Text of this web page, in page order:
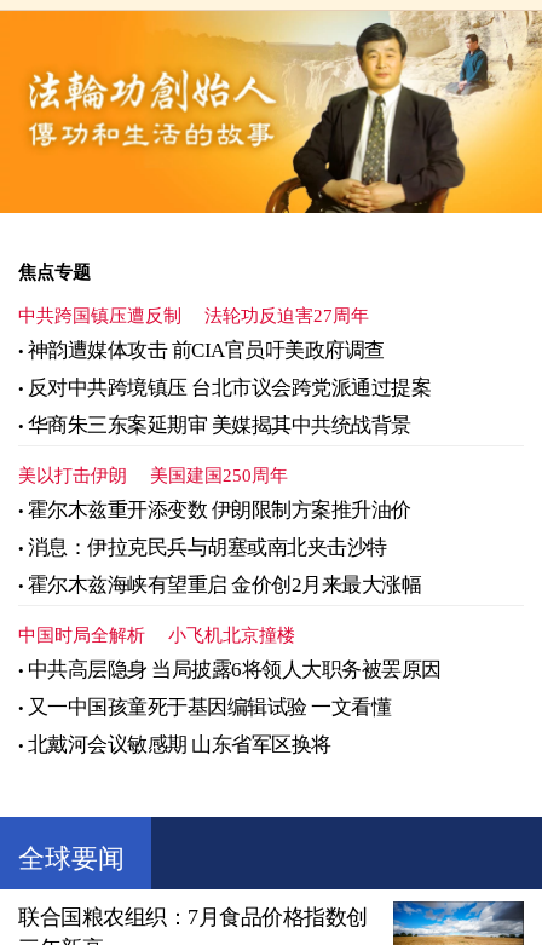
焦点专题
中共跨国镇压遭反制 法轮功反迫害27周年
神韵遭媒体攻击 前CIA官员吁美政府调查
反对中共跨境镇压 台北市议会跨党派通过提案
华商朱三东案延期审 美媒揭其中共统战背景
美以打击伊朗 美国建国250周年
霍尔木兹重开添变数 伊朗限制方案推升油价
消息：伊拉克民兵与胡塞或南北夹击沙特
霍尔木兹海峡有望重启 金价创2月来最大涨幅
中国时局全解析 小飞机北京撞楼
中共高层隐身 当局披露6将领人大职务被罢原因
又一中国孩童死于基因编辑试验 一文看懂
北戴河会议敏感期 山东省军区换将
全球要闻
联合国粮农组织：7月食品价格指数创